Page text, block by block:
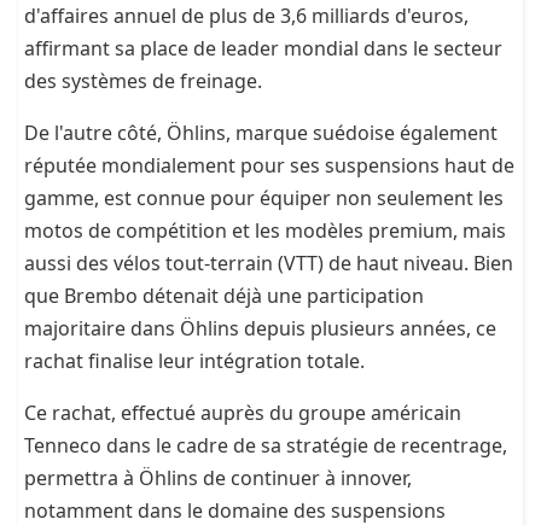
d'affaires annuel de plus de 3,6 milliards d'euros,
affirmant sa place de leader mondial dans le secteur
des systèmes de freinage.
De l'autre côté, Öhlins, marque suédoise également
réputée mondialement pour ses suspensions haut de
gamme, est connue pour équiper non seulement les
motos de compétition et les modèles premium, mais
aussi des vélos tout-terrain (VTT) de haut niveau. Bien
que Brembo détenait déjà une participation
majoritaire dans Öhlins depuis plusieurs années, ce
rachat finalise leur intégration totale.
Ce rachat, effectué auprès du groupe américain
Tenneco dans le cadre de sa stratégie de recentrage,
permettra à Öhlins de continuer à innover,
notamment dans le domaine des suspensions